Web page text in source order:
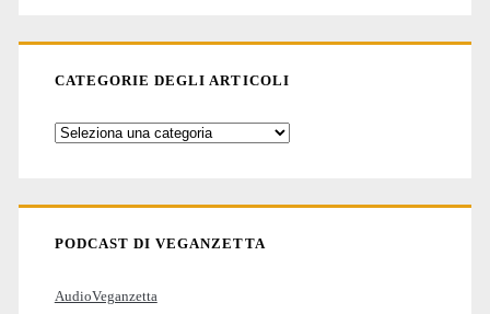
CATEGORIE DEGLI ARTICOLI
Categorie
PODCAST DI VEGANZETTA
AudioVeganzetta